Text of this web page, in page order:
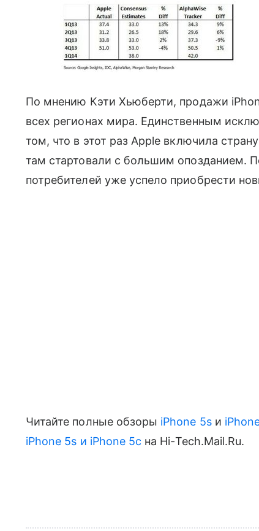
По мнению Кэти Хьюберти, продажи
всех регионах мира. Единственным
том, что в этот раз Apple включила
там стартовали с большим опозданием.
потребителей уже успело приобрести
Читайте полные обзоры iPhone 5sи
iPhone 5s и iPhone 5c на Hi-Tech.Mail.Ru.